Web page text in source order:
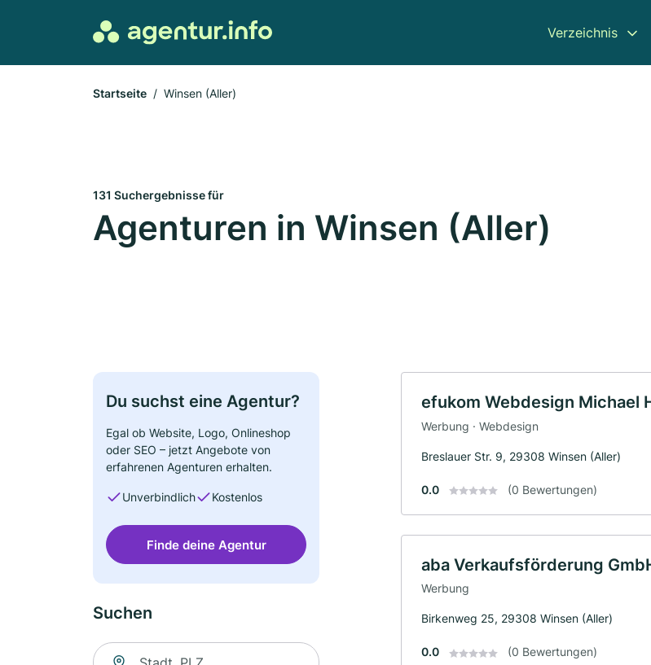
Verzeichnis
Startseite Winsen (Aller)
131 Suchergebnisse für
Agenturen in Winsen (Aller)
Du suchst eine Agentur?
Egal ob Website, Logo, Onlineshop
oder SEO – jetzt Angebote von
erfahrenen Agenturen erhalten.
Unverbindlich Kostenlos
Finde deine Agentur
Suchen
Suche nach Ort
efukom Webdesign Michael
Werbung · Webdesign
Breslauer Str. 9, 29308 Winsen (Aller)
0.0 (0 Bewertungen)
aba Verkaufsförderung
Werbung
Birkenweg 25, 29308 Winsen (Aller)
0.0 (0 Bewertungen)